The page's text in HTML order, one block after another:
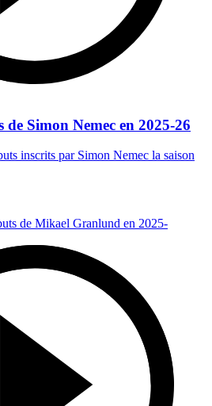
Simon Nemec en 2025-26
inscrits par Simon Nemec la saison